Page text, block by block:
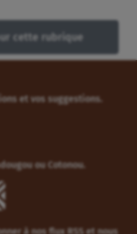
cette rubrique
et vos suggestions.
ou Cotonou.
à nos flux RSS et nous